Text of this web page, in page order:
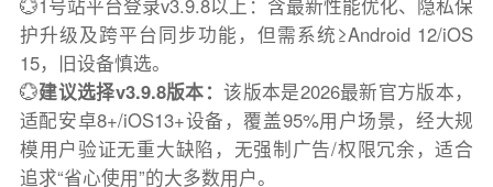
💮1号站平台登录v3.9.8以上：含最新性能优化、隐私保
护升级及跨平台同步功能，但需系统≥Android 12/iOS
15，旧设备慎选。
💮建议选择v3.9.8版本：该版本是2026最新官方版本，
适配安卓8+/iOS13+设备，覆盖95%用户场景，经大规
模用户验证无重大缺陷，无强制广告/权限冗余，适合
追求“省心使用”的大多数用户。